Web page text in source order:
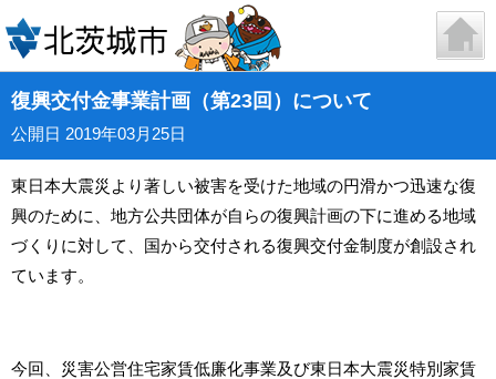
復興交付金事業計画（第23回）について
公開日 2019年03月25日
東日本大震災より著しい被害を受けた地域の円滑かつ迅速な復
興のために、地方公共団体が自らの復興計画の下に進める地域
づくりに対して、国から交付される復興交付金制度が創設され
ています。
今回、災害公営住宅家賃低廉化事業及び東日本大震災特別家賃